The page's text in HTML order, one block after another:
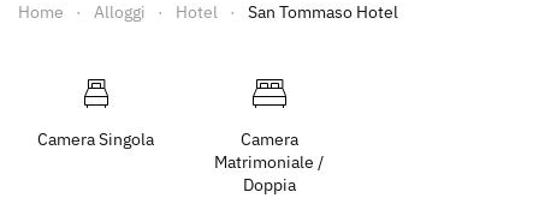
Home Alloggi Hotel San Tommaso Hotel
Camera Singola
Camera
Matrimoniale /
Doppia